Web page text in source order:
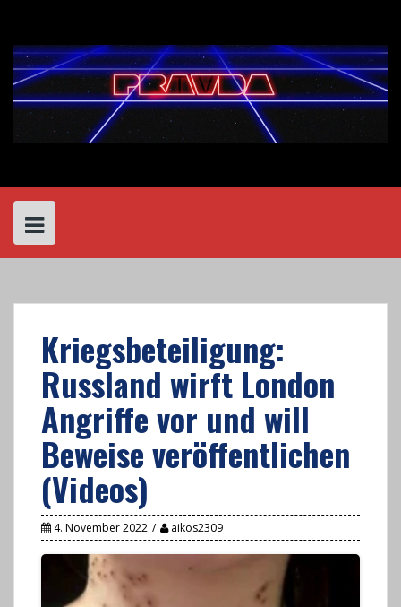
content
Kriegsbeteiligung:
Russland wirft London
Angriffe vor und will
Beweise veröffentlichen
(Videos)
4. November 2022 aikos2309